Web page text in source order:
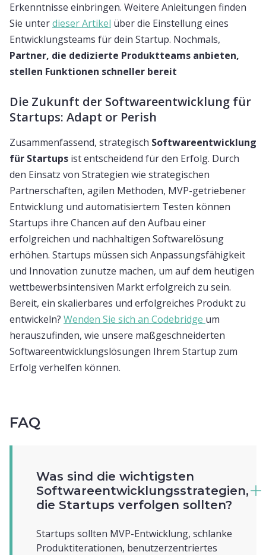
Erkenntnisse einbringen. Weitere Anleitungen finden
Sie unterdieser Artikel über die Einstellung eines
Entwicklungsteams für dein Startup. Nochmals,
Partner, die dedizierte Produktteams anbieten,
stellen Funktionen schneller bereit
Die Zukunft der Softwareentwicklung für
Startups: Adapt or Perish
Zusammenfassend, strategisch Softwareentwicklung
für Startups ist entscheidend für den Erfolg. Durch
den Einsatz von Strategien wie strategischen
Partnerschaften, agilen Methoden, MVP-getriebener
Entwicklung und automatisiertem Testen können
Startups ihre Chancen auf den Aufbau einer
erfolgreichen und nachhaltigen Softwarelösung
erhöhen. Startups müssen sich Anpassungsfähigkeit
und Innovation zunutze machen, um auf dem heutigen
wettbewerbsintensiven Markt erfolgreich zu sein.
Bereit, ein skalierbares und erfolgreiches Produkt zu
entwickeln? Wenden Sie sich an Codebridge um
herauszufinden, wie unsere maßgeschneiderten
Softwareentwicklungslösungen Ihrem Startup zum
Erfolg verhelfen können.
FAQ
Was sind die wichtigsten
Softwareentwicklungsstrategien,
die Startups verfolgen sollten?
Startups sollten MVP-Entwicklung, schlanke
Produktiterationen, benutzerzentriertes